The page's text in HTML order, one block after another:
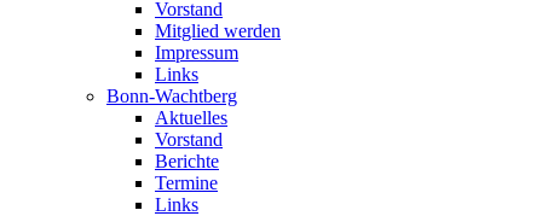
Vorstand
Mitglied werden
Impressum
Links
Bonn-Wachtberg
Aktuelles
Vorstand
Berichte
Termine
Links